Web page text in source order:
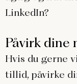
LinkedIn?
Påvirk dine
Hvis du gerne
tillid, påvirke